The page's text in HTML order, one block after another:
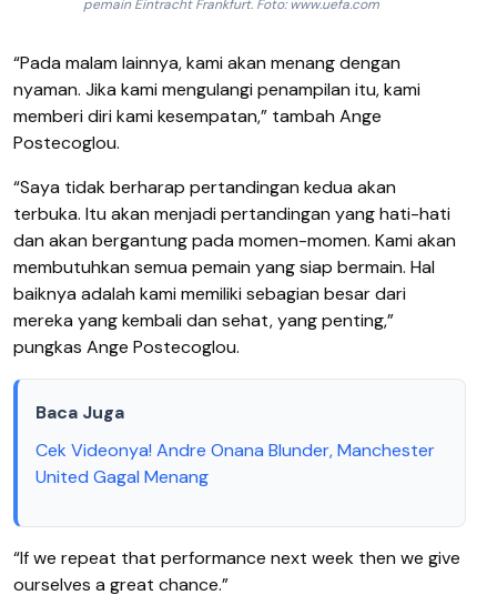
pemain Eintracht Frankfurt. Foto: www.uefa.com
“Pada malam lainnya, kami akan menang dengan
nyaman. Jika kami mengulangi penampilan itu, kami
memberi diri kami kesempatan,” tambah Ange
Postecoglou.
“Saya tidak berharap pertandingan kedua akan
terbuka. Itu akan menjadi pertandingan yang hati-hati
dan akan bergantung pada momen-momen. Kami akan
membutuhkan semua pemain yang siap bermain. Hal
baiknya adalah kami memiliki sebagian besar dari
mereka yang kembali dan sehat, yang penting,”
pungkas Ange Postecoglou.
Baca Juga
Cek Videonya! Andre Onana Blunder, Manchester
United Gagal Menang
“If we repeat that performance next week then we give
ourselves a great chance.”